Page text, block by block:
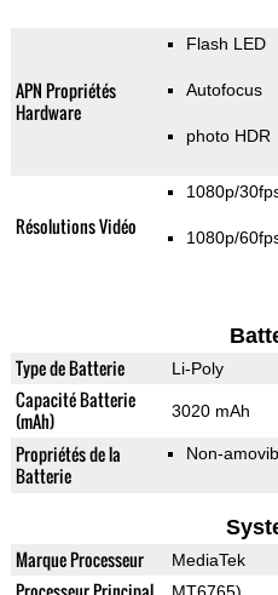
APN Propriétés
Hardware
Flash LED
Autofocus
photo HDR
Résolutions Vidéo
1080p/
1080p/
Type de Batterie Li-Poly
Capacité Batterie
(mAh)
3020 mAh
Propriétés de la
Batterie
Non-
Marque Processeur MediaTek